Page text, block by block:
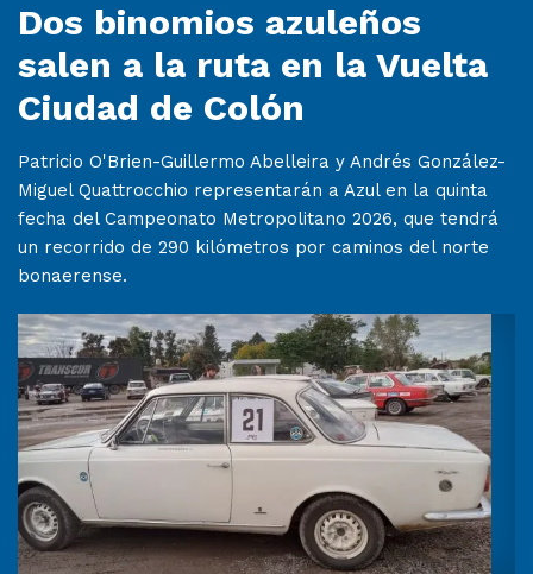
Dos binomios azuleños
salen a la ruta en la Vuelta
Ciudad de Colón
Patricio O'Brien-Guillermo Abelleira y Andrés González-
Miguel Quattrocchio representarán a Azul en la quinta
fecha del Campeonato Metropolitano 2026, que tendrá
un recorrido de 290 kilómetros por caminos del norte
bonaerense.